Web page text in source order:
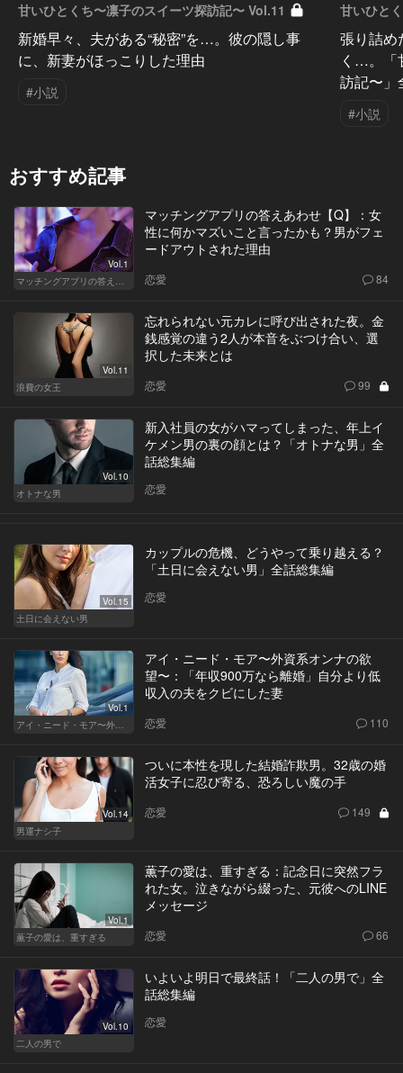
甘いひとくち〜凛子のスイーツ探訪記〜 Vol.11
新婚早々、夫がある“秘密”を…。彼の隠し事
に、新妻がほっこりした理由
#小説
甘いひと
張り詰め
く…。「
訪記〜」
#小説
おすすめ記事
Vol.1
マッチングアプリの答えあわせ【Q】
マッチングアプリの答えあわせ【Q】：女
性に何かマズいこと言ったかも？男がフェ
ードアウトされた理由
恋愛 84
Vol.11
浪費の女王
忘れられない元カレに呼び出された夜。金
銭感覚の違う2人が本音をぶつけ合い、選
択した未来とは
恋愛 99
Vol.10
オトナな男
新入社員の女がハマってしまった、年上イ
ケメン男の裏の顔とは？「オトナな男」全
話総集編
恋愛
Vol.15
土日に会えない男
カップルの危機、どうやって乗り越える？
「土日に会えない男」全話総集編
恋愛
Vol.1
アイ・ニード・モア〜外資系オンナの欲望〜
アイ・ニード・モア〜外資系オンナの欲
望〜：「年収900万なら離婚」自分より低
収入の夫をクビにした妻
恋愛 110
Vol.14
男運ナシ子
ついに本性を現した結婚詐欺男。32歳の婚
活女子に忍び寄る、恐ろしい魔の手
恋愛 149
Vol.1
薫子の愛は、重すぎる
薫子の愛は、重すぎる：記念日に突然フラ
れた女。泣きながら綴った、元彼へのLINE
メッセージ
恋愛 66
Vol.10
二人の男で
いよいよ明日で最終話！「二人の男で」全
話総集編
恋愛